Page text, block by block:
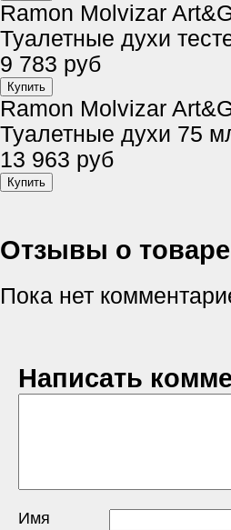
Ramon Molvizar
Туалетные духи
9 783 руб
Ramon Molvizar
Туалетные духи 75
13 963 руб
Отзывы о
Пока нет
Написать
Имя